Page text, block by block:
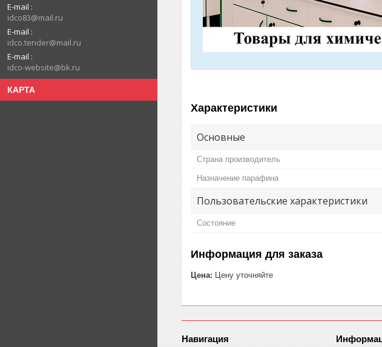
E-mail
idco83@mail.ru
E-mail
idco.tender@mail.ru
E-mail
idco-website@bk.ru
КАРТА
Характеристики
Основные
Страна производитель
Назначение парафина
Пользовательские характеристики
Состояние
Информация для заказа
Цена: Цену уточняйте
Навигация